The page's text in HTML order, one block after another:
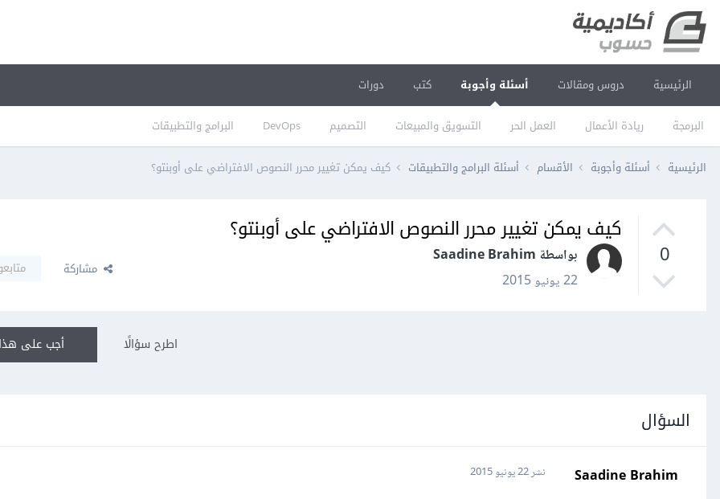
الرئيسية دروس ومقالات أسئلة وأجوبة
البرمجة ريادة الأعمال العمل الحر التسويق والمبيعات التصميم DevOps البرامج والتطبيقات
كتب دورات
الرئيسية أسئلة وأجوبة الأقسام أسئلة البرامج والتطبيقات كيف يمكن تغيير محرر النصوص الافتراضي على أوبنتو؟
0
كيف يمكن تغيير محرر النصوص الافتراضي على أوبنتو؟
بواسطة Saadine Brahim
22 يونيو 2015
مشاركة
أجب على اطرح سؤالًا
السؤال
Saadine Brahim نشر22 يونيو 2015